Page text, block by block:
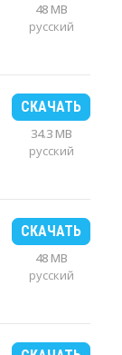
48 MB
русский
СКАЧАТЬ
34.3 MB
русский
СКАЧАТЬ
48 MB
русский